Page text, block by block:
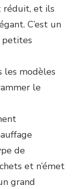
réduit, et ils
C’est un
petites
les modèles
le
de
et n’émet
grand